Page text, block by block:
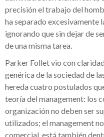
precisión el trabajo del
ha separado excesivamente
ignorando que sin dejar de
de una misma tarea.
Parker Follet vio con
genérica de la sociedad de
hereda cuatro postulados
teoría del management: los
organización no deben ser
utilizados; el management
comercial, está también